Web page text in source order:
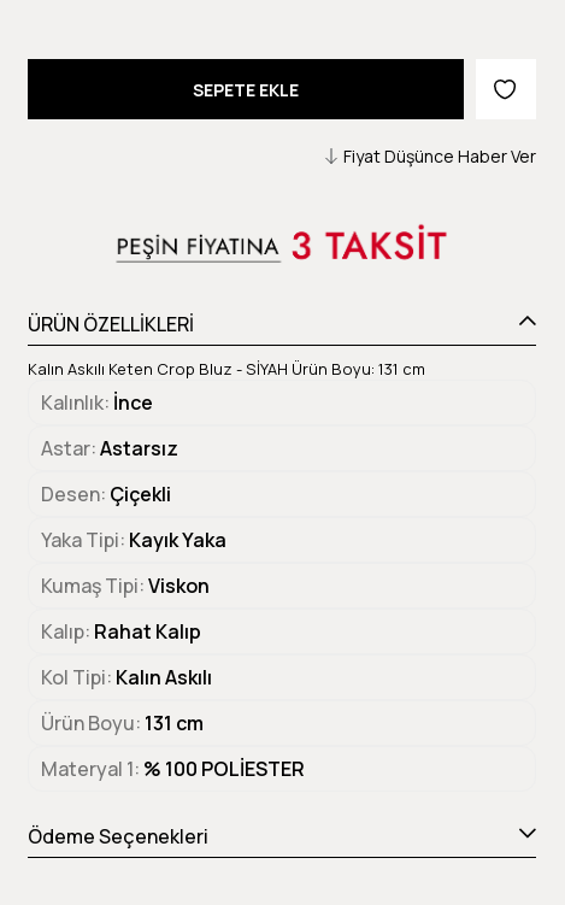
Fiyat Düşünce Haber Ver
ÜRÜN ÖZELLİKLERİ
Kalın Askılı Keten Crop Bluz - SİYAH Ürün Boyu: 131 cm
Kalınlık İnce
Astar Astarsız
Desen Çiçekli
Yaka Tipi Kayık Yaka
Kumaş Tipi Viskon
Kalıp Rahat Kalıp
Kol Tipi Kalın Askılı
Ürün Boyu 131 cm
Materyal 1 % 100 POLİESTER
Ödeme Seçenekleri